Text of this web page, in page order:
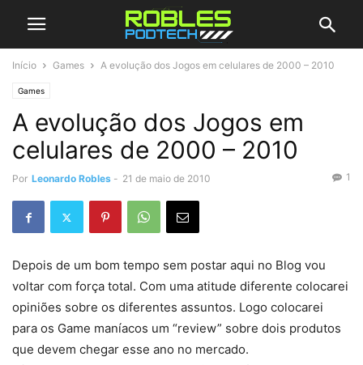
Início Games A evolução dos Jogos em celulares de 2000 – 2010
Games
A evolução dos Jogos em
celulares de 2000 – 2010
Por Leonardo Robles - 21 de maio de 2010 1
Depois de um bom tempo sem postar aqui no Blog vou
voltar com força total. Com uma atitude diferente colocarei
opiniões sobre os diferentes assuntos. Logo colocarei
para os Game maníacos um “review” sobre dois produtos
que devem chegar esse ano no mercado.